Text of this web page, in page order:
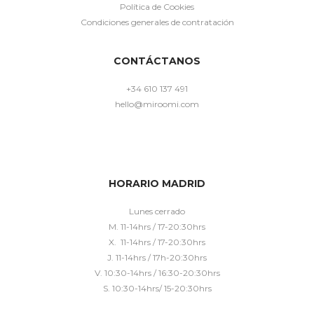
Política de Cookies
Condiciones generales de contratación
CONTÁCTANOS
+34 610 137 491
hello@miroomi.com
HORARIO MADRID
Lunes cerrado
M. 11-14hrs / 17-20:30hrs
X. 11-14hrs / 17-20:30hrs
J. 11-14hrs / 17h-20:30hrs
V. 10:30-14hrs / 16:30-20:30hrs
S. 10:30-14hrs/ 15-20:30hrs